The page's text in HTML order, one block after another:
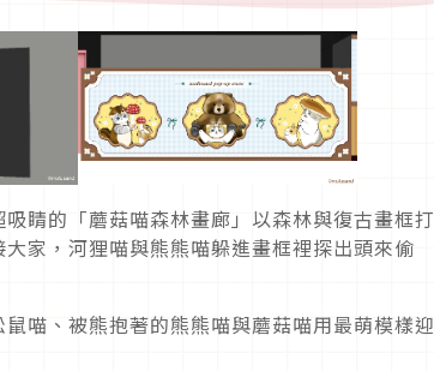
睛的「蘑菇喵森林畫廊」以森林與復古畫框打
家，河狸喵與熊熊喵躲進畫框裡探出頭來偷
喵、被熊抱著的熊熊喵與蘑菇喵用最萌模樣迎